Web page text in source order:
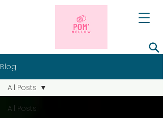
Blog
All Posts
All Posts